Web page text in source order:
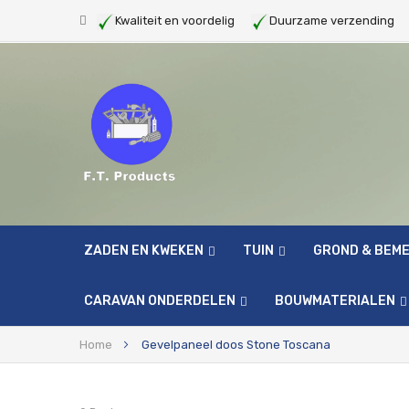
Kwaliteit en voordelig Duurzame verzending
ZADEN EN KWEKEN TUIN GROND &
CARAVAN ONDERDELEN BOUWMATERIALEN
Home Gevelpaneel doos Stone Toscana